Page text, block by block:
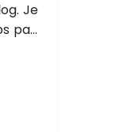
Je
par
par